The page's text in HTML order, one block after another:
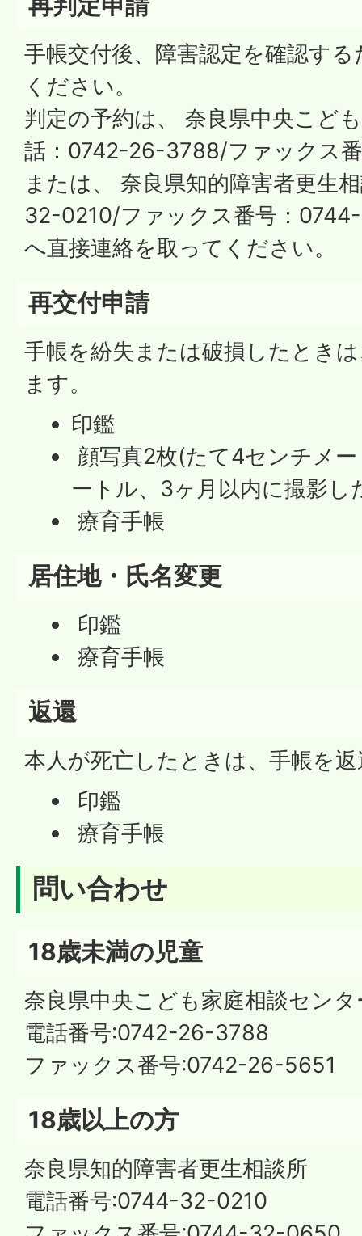
手帳交付後、障害認定を確認す
ください。
判定の予約は、 奈良県中央こど
話：0742-26-3788/ファックス
または、 奈良県知的障害者更生
32-0210/ファックス番号：
へ直接連絡を取ってください。
再交付申請
手帳を紛失または破損したとき
ます。
印鑑
顔写真2枚(たて4センチメ
ートル、3ヶ月以内に撮影し
療育手帳
居住地・氏名変更
印鑑
療育手帳
返還
本人が死亡したときは、手帳を
印鑑
療育手帳
問い合わせ
18歳未満の児童
奈良県中央こども家庭相談センタ
電話番号:0742-26-3788
ファックス番号:0742-26-5651
18歳以上の方
奈良県知的障害者更生相談所
電話番号:0744-32-0210